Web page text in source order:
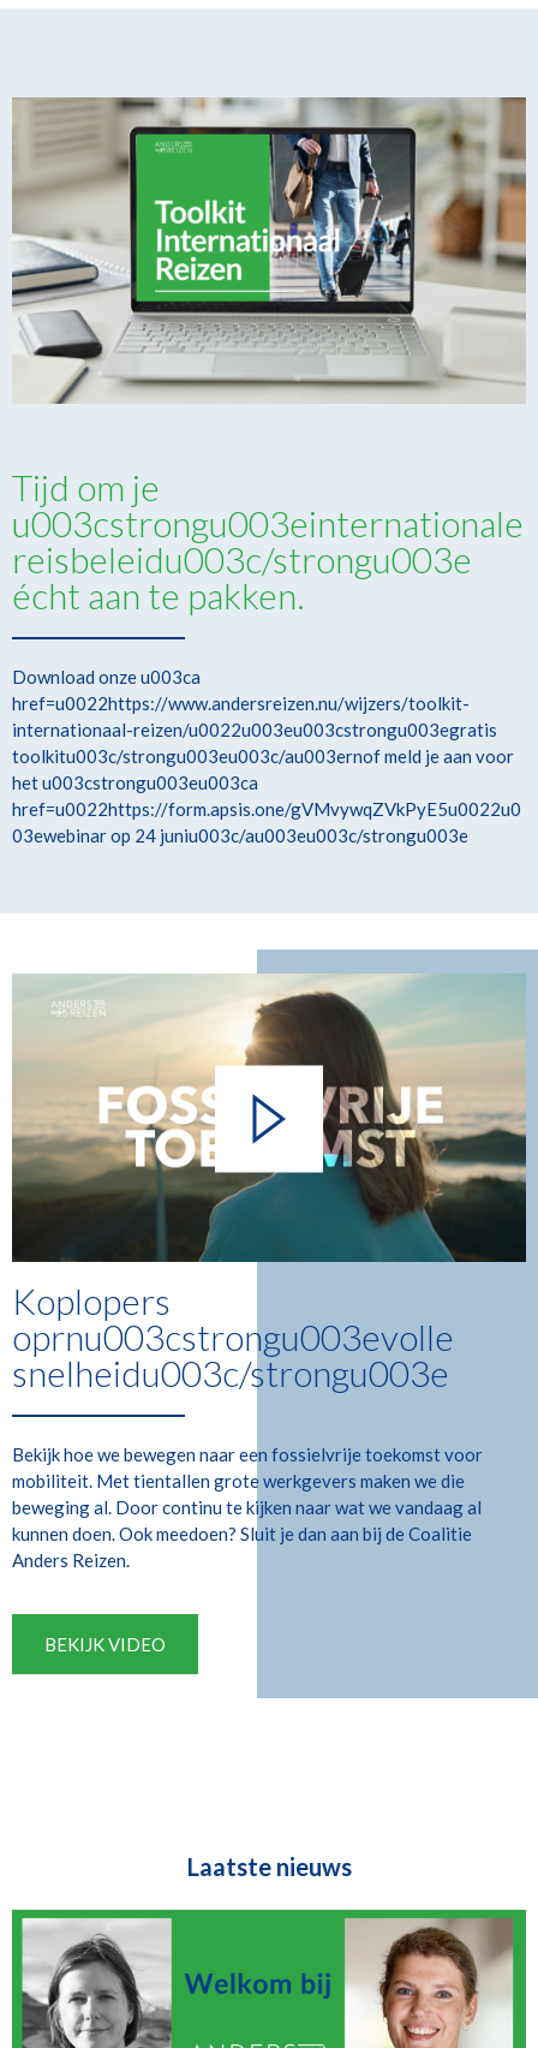
Tijd om je
u003cstrongu003einternationale
reisbeleidu003c/strongu003e
écht aan te pakken.
Download onze u003ca
href=u0022https://www.andersreizen.nu/wijzers/toolkit-
internationaal-reizen/u0022u003eu003cstrongu003egratis
toolkitu003c/strongu003eu003c/au003ernof meld je aan voor
het u003cstrongu003eu003ca
href=u0022https://form.apsis.one/gVMvywqZVkPyE5u0022u0
03ewebinar op 24 juniu003c/au003eu003c/strongu003e
Koplopers
oprnu003cstrongu003evolle
snelheidu003c/strongu003e
Bekijk hoe we bewegen naar een fossielvrije toekomst voor
mobiliteit. Met tientallen grote werkgevers maken we die
beweging al. Door continu te kijken naar wat we vandaag al
kunnen doen. Ook meedoen? Sluit je dan aan bij de Coalitie
Anders Reizen.
BEKIJK VIDEO
Laatste nieuws